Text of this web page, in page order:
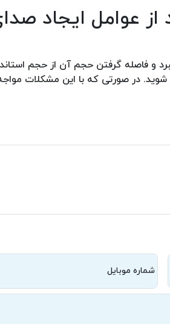
عوامل ایجاد
و فاصله گرفتن حجم آن از حجم
در صورتی که با این مشکلات
شماره موبایل